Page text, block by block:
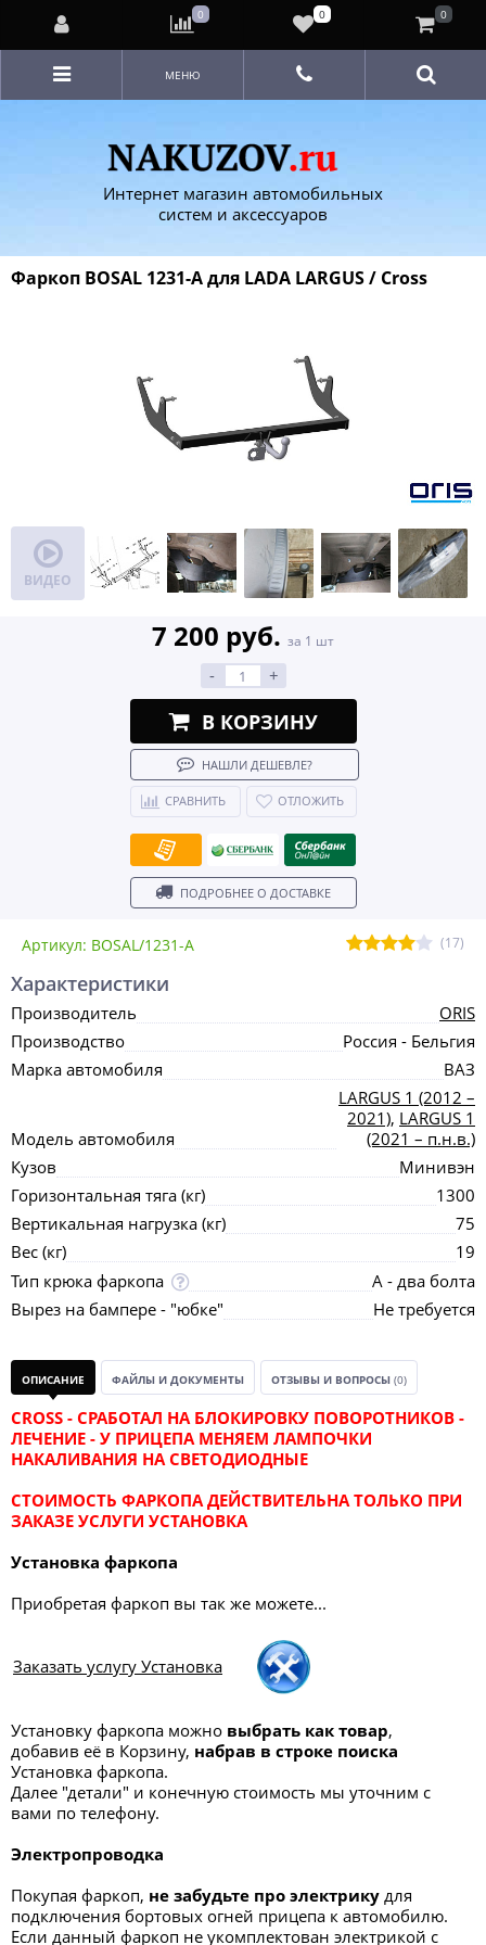
Интернет магазин автомобильных
систем и аксессуаров
МЕНЮ
Фаркоп BOSAL 1231-A для LADA LARGUS / Cross
ВИДЕО
Артикул: BOSAL/1231-A (17)
7 200 руб. за 1 шт
- +
В КОРЗИНУ
НАШЛИ ДЕШЕВЛЕ?
СРАВНИТЬ ОТЛОЖИТЬ
ПОДРОБНЕЕ О ДОСТАВКЕ
Характеристики
Производитель
ORIS
Производство
Россия - Бельгия
Марка автомобиля
ВАЗ
Модель автомобиля
LARGUS 1 (2012 –
2021), LARGUS 1
(2021 – п.н.в.)
Кузов
Минивэн
Горизонтальная тяга (кг)
1300
Вертикальная нагрузка (кг)
75
Вес (кг)
19
Тип крюка фаркопа
А - два болта
Вырез на бампере - "юбке"
Не требуется
ОПИСАНИЕ ФАЙЛЫ И ДОКУМЕНТЫ ОТЗЫВЫ И ВОПРОСЫ (0)
CROSS - СРАБОТАЛ НА БЛОКИРОВКУ ПОВОРОТНИКОВ -
ЛЕЧЕНИЕ - У ПРИЦЕПА МЕНЯЕМ ЛАМПОЧКИ
НАКАЛИВАНИЯ НА СВЕТОДИОДНЫЕ
СТОИМОСТЬ ФАРКОПА ДЕЙСТВИТЕЛЬНА ТОЛЬКО ПРИ
ЗАКАЗЕ УСЛУГИ УСТАНОВКА
Установка фаркопа
Приобретая фаркоп вы так же можете...
Заказать услугу Установка
Установку фаркопа можно выбрать как товар,
добавив её в Корзину, набрав в строке поиска
Установка фаркопа.
Далее "детали" и конечную стоимость мы уточним с
вами по телефону.
Электропроводка
Покупая фаркоп, не забудьте про электрику для
подключения бортовых огней прицепа к автомобилю.
Если данный фаркоп не укомплектован электрикой с
0 0 0